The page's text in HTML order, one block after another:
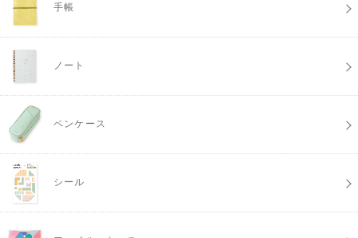
手帳
ノート
ペンケース
シール